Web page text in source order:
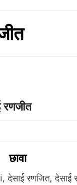
रणजीत
छावा
,देसाई रणजित,देसाई